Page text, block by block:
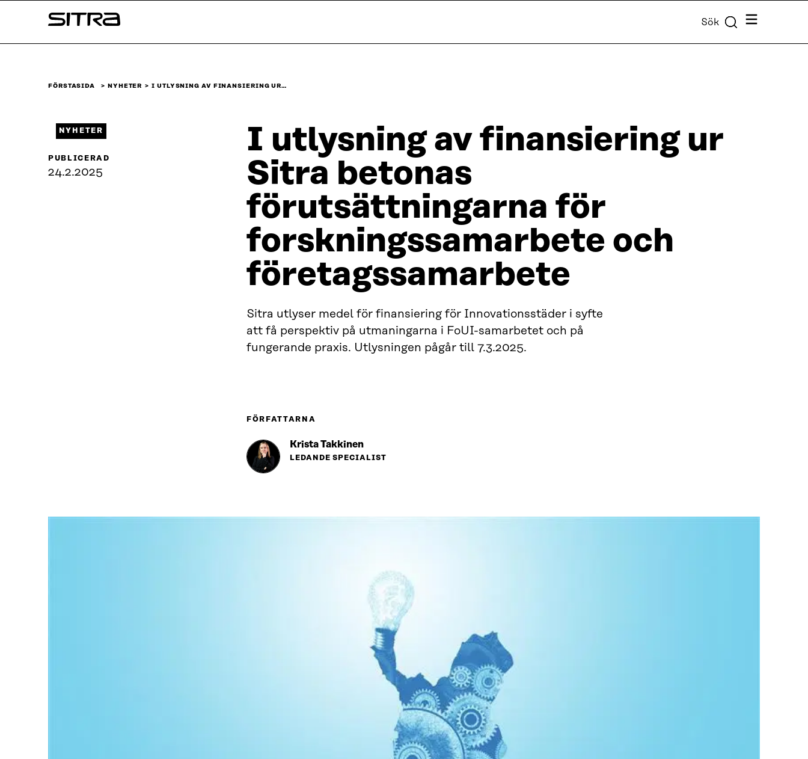
↓
Sitra Sök Meny
FÖRSTASIDA NYHETER I UTLYSNING AV FINANSIERING UR…
I utlysning av finansiering ur
Sitra betonas
förutsättningarna för
forskningssamarbete och
företagssamarbete
Sitra utlyser medel för finansiering för Innovationsstäder i syfte
att få perspektiv på utmaningarna i FoUI-samarbetet och på
fungerande praxis. Utlysningen pågår till 7.3.2025.
NYHETER
PUBLICERAD
24.2.2025
FÖRFATTARNA
Krista Takkinen
LEDANDE SPECIALIST